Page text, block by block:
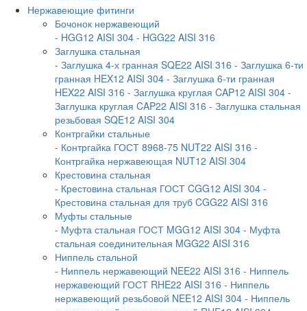
Нержавеющие фитинги
Бочонок нержавеющий
- HGG12 AISI 304 - HGG22 AISI 316
Заглушка стальная
- Заглушка 4-х гранная SQE22 AISI 316 - Заглушка 6-ти
гранная HEX12 AISI 304 - Заглушка 6-ти гранная
HEX22 AISI 316 - Заглушка круглая CAP12 AISI 304 -
Заглушка круглая CAP22 AISI 316 - Заглушка стальная
резьбовая SQE12 AISI 304
Контргайки стальные
- Контргайка ГОСТ 8968-75 NUT22 AISI 316 -
Контргайка нержавеющая NUT12 AISI 304
Крестовина стальная
- Крестовина стальная ГОСТ CGG12 AISI 304 -
Крестовина стальная для труб CGG22 AISI 316
Муфты стальные
- Муфта стальная ГОСТ MGG12 AISI 304 - Муфта
стальная соединительная MGG22 AISI 316
Ниппель стальной
- Ниппель нержавеющий NEE22 AISI 316 - Ниппель
нержавеющий ГОСТ RHE22 AISI 316 - Ниппель
нержавеющий резьбовой NEE12 AISI 304 - Ниппель